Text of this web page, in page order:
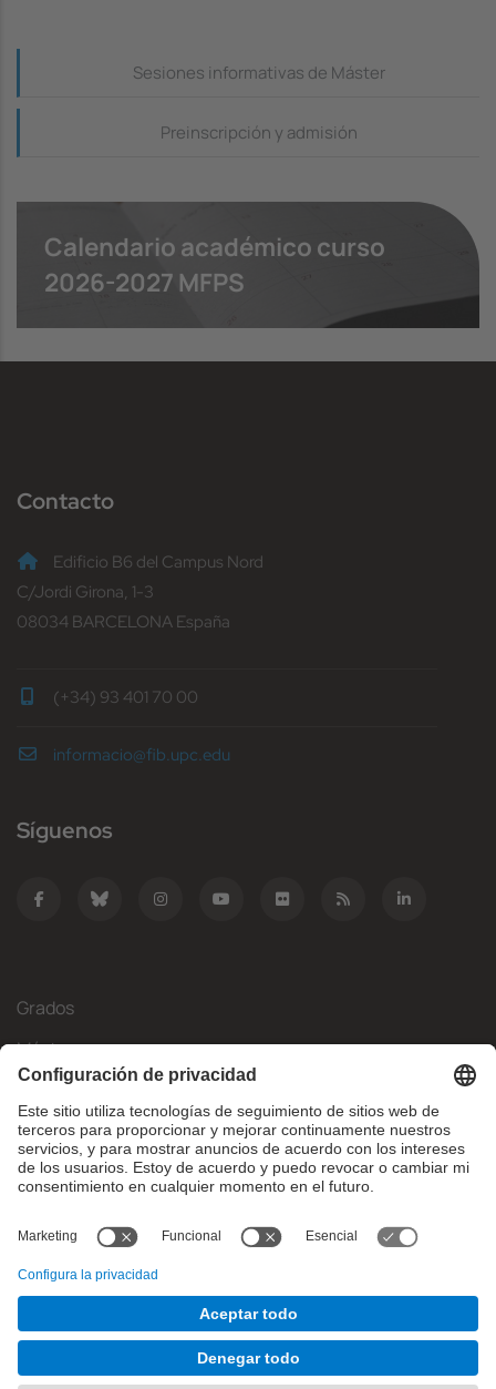
Continguts_dretaSesiones informativas de Máster
Preinscripción y admisión
Calendario académico curso
2026-2027 MFPS
Contacto
Edificio B6 del Campus Nord
C/Jordi Girona, 1-3
08034 BARCELONA España
(+34) 93 401 70 00
informacio@fib.upc.edu
Síguenos
Grados
Másteres
Movilidad Internacional
Investigación
Empresa
¿Qué necesitas?
© Facultat d'Informàtica de Barcelona - Universitat Politècnica
de Catalunya - BarcelonaTech